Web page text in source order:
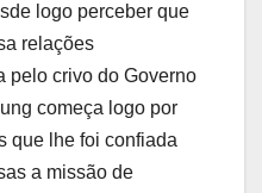
logo perceber que
relações
pelo crivo do Governo
começa logo por
que lhe foi confiada
a missão de